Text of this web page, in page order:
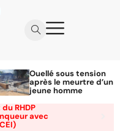
Ouellé sous tension
après le meurtre d’un
jeune homme
RHDP
avec